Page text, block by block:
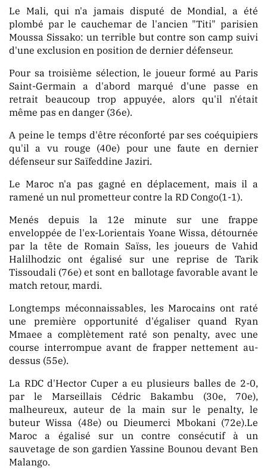
Tendance
Politique
PUBLICATION
MARKET
Le Mali, qui n'a jamais disputé de Mondial, a été
plombé par le cauchemar de l'ancien "Titi" parisien
Moussa Sissako: un terrible but contre son camp suivi
d'une exclusion en position de dernier défenseur.
Pour sa troisième sélection, le joueur formé au Paris
Saint-Germain a d'abord marqué d'une passe en
retrait beaucoup trop appuyée, alors qu'il n'était
même pas en danger (36e).
A peine le temps d'être réconforté par ses coéquipiers
qu'il a vu rouge (40e) pour une faute en dernier
défenseur sur Saïfeddine Jaziri.
Le Maroc n'a pas gagné en déplacement, mais il a
ramené un nul prometteur contre la RD Congo(1-1).
Menés depuis la 12e minute sur une frappe
enveloppée de l'ex-Lorientais Yoane Wissa, détournée
par la tête de Romain Saïss, les joueurs de Vahid
Halilhodzic ont égalisé sur une reprise de Tarik
Tissoudali (76e) et sont en ballotage favorable avant le
match retour, mardi.
Longtemps méconnaissables, les Marocains ont raté
une première opportunité d'égaliser quand Ryan
Mmaee a complètement raté son penalty, avec une
course interrompue avant de frapper nettement au-
dessus (55e).
La RDC d'Hector Cuper a eu plusieurs balles de 2-0,
par le Marseillais Cédric Bakambu (30e, 70e),
malheureux, auteur de la main sur le penalty, le
buteur Wissa (48e) ou Dieumerci Mbokani (72e).Le
Maroc a égalisé sur un contre consécutif à un
sauvetage de son gardien Yassine Bounou devant Ben
Malango.